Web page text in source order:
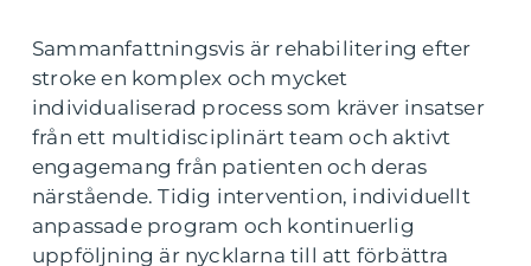
Sammanfattningsvis är rehabilitering efter
stroke en komplex och mycket
individualiserad process som kräver insatser
från ett multidisciplinärt team och aktivt
engagemang från patienten och deras
närstående. Tidig intervention, individuellt
anpassade program och kontinuerlig
uppföljning är nycklarna till att förbättra